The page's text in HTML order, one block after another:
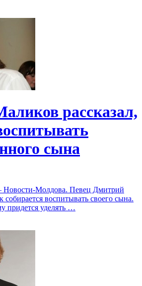
рассказал,
сына
Молдова. Певец Дмитрий
собирается воспитывать своего сына.
придется уделять …